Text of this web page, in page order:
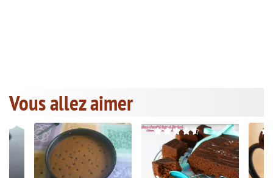
Vous allez aimer